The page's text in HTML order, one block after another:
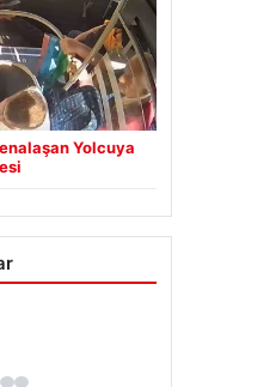
Yolcuya